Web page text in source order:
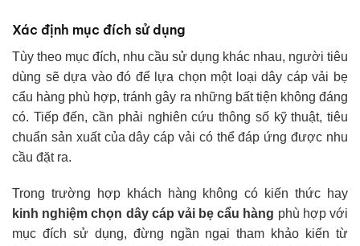
Xác định mục đích sử dụng
Tùy theo mục đích, nhu cầu sử dụng khác nhau, người tiêu
dùng sẽ dựa vào đó để lựa chọn một loại dây cáp vải bẹ
cẩu hàng phù hợp, tránh gây ra những bất tiện không đáng
có. Tiếp đến, cần phải nghiên cứu thông số kỹ thuật, tiêu
chuẩn sản xuất của dây cáp vải có thể đáp ứng được nhu
cầu đặt ra.
Trong trường hợp khách hàng không có kiến thức hay
kinh nghiệm chọn dây cáp vải bẹ cẩu hàng phù hợp với
mục đích sử dụng, đừng ngần ngại tham khảo kiến từ